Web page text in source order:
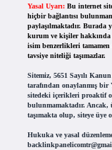
Yasal Uyarı: Bu internet
hiçbir bağlantısı
paylaşılmaktadır. Burada
kurum ve kişiler hakkında
isim benzerlikleri
tavsiye niteliği taşımazlar.
Sitemiz, 5651 Sayılı
tarafından onaylanmış bir
sitedeki içerikleri proaktif
bulunmamaktadır. Ancak,
taşımakta olup, siteye üye
Hukuka ve yasal